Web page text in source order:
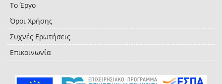
Το Έργο
Όροι Χρήσης
Συχνές Ερωτήσεις
Επικοινωνία